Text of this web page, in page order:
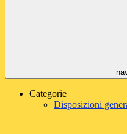
Categorie
Disposizioni